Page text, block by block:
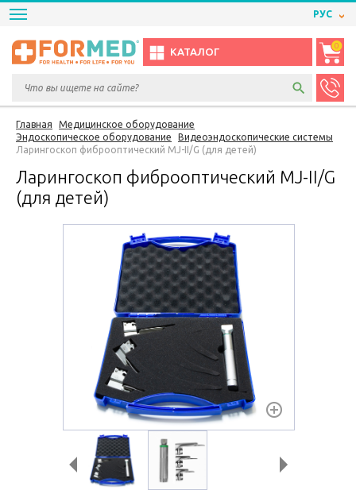
РУС
КАТАЛОГ
0
Главная
Медицинское оборудование
Эндоскопическое оборудование
Видеоэндоскопические системы
Ларингоскоп фиброоптический MJ-II/G (для детей)
Ларингоскоп фиброоптический MJ-II/G
(для детей)